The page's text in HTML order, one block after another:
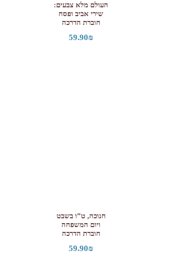
העולם מלא צבעים:
שירי אביב ופסח
חוברת הדרכה
59.90₪
חנוכה, ט”ו בשבט
ויום המשפחה
חוברת הדרכה
59.90₪